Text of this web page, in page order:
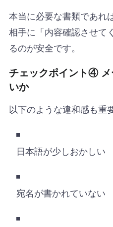
本当に必要な書類であれば
相手に「内容確認させて
るのが安全です。
チェックポイント④
いか
以下のような違和感も重
日本語が少しおかしい
宛名が書かれていない